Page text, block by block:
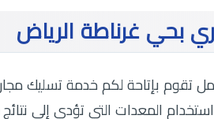
بحي غرناطة الرياض
تقوم بإتاحة لكم خدمة تسليك
المعدات التي تؤدي إلى